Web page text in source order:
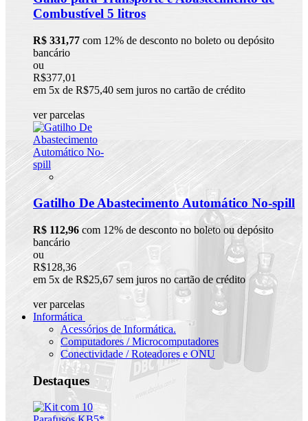
Combustível 5 litros
R$ 331,77 com 12% de desconto no boleto ou depósito
bancário
ou
R$377,01
em 5x de R$75,40 sem juros no cartão de crédito
ver parcelas
Gatilho De Abastecimento Automático No-spill
R$ 112,96 com 12% de desconto no boleto ou depósito
bancário
ou
R$128,36
em 5x de R$25,67 sem juros no cartão de crédito
ver parcelas
Informática
Acessórios de Informática.
Computadores / Microcomputadores
Conectividade / Roteadores e ONU
Destaques